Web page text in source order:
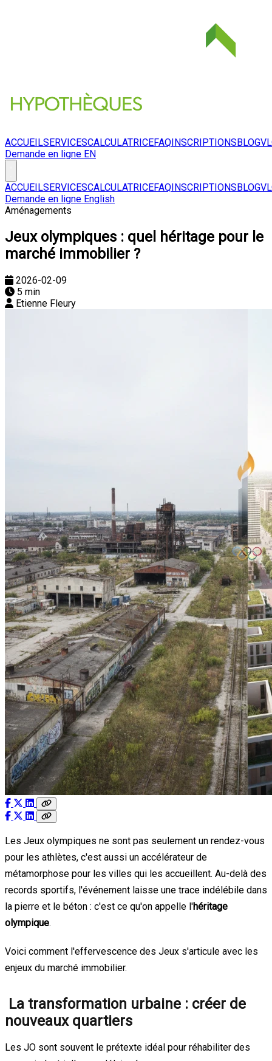
ACCUEILSERVICESCALCULATRICEFAQINSCRIPTIONSBLOG
Demande en ligne EN
ACCUEILSERVICESCALCULATRICEFAQINSCRIPTIONSBLOG
Demande en ligne English
Aménagements
Jeux olympiques : quel héritage pour le
marché immobilier ?
2026-02-09
5 min
Etienne Fleury
Les Jeux olympiques ne sont pas seulement un rendez-vous
pour les athlètes, c'est aussi un accélérateur de
métamorphose pour les villes qui les accueillent. Au-delà des
records sportifs, l'événement laisse une trace indélébile dans
la pierre et le béton : c'est ce qu'on appelle l'héritage
olympique.
Voici comment l'effervescence des Jeux s'articule avec les
enjeux du marché immobilier.
La transformation urbaine : créer de
nouveaux quartiers
Les JO sont souvent le prétexte idéal pour réhabiliter des